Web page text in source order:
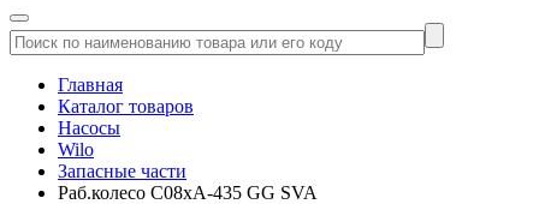
Главная
Каталог товаров
Насосы
Wilo
Запасные части
Раб.колесо C08xA-435 GG SVA